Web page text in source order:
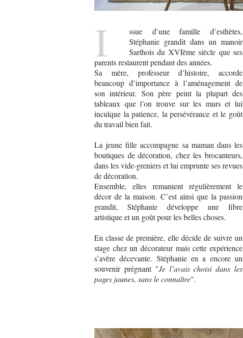
I
ssue d’une famille d’esthètes,
Stéphanie grandit dans un manoir
Sarthois du XVIème siècle que ses
parents restaurent pendant des années.
Sa mère, professeur d’histoire, accorde
beaucoup d’importance à l’aménagement de
son intérieur. Son père peint la plupart des
tableaux que l’on trouve sur les murs et lui
inculque la patience, la persévérance et le goût
du travail bien fait.
La jeune fille accompagne sa maman dans les
boutiques de décoration, chez les brocanteurs,
dans les vide-greniers et lui emprunte ses revues
de décoration.
Ensemble, elles remanient régulièrement le
décor de la maison. C’est ainsi que la passion
grandit, Stéphanie développe une fibre
artistique et un goût pour les belles choses.
En classe de première, elle décide de suivre un
stage chez un décorateur mais cette expérience
s’avère décevante. Stéphanie en a encore un
souvenir prégnant "Je l’avais choisi dans les
pages jaunes, sans le connaître".